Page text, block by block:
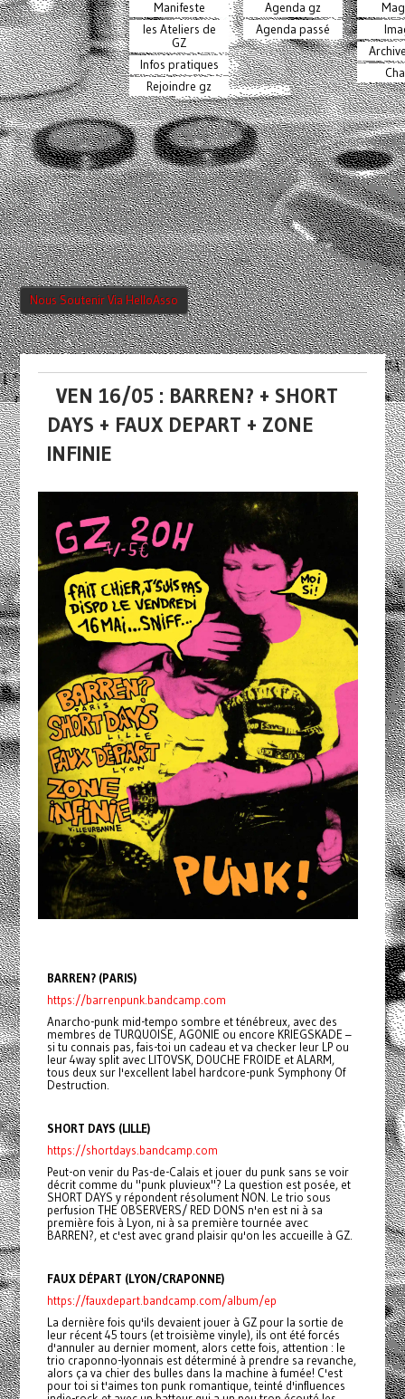
Manifeste
les Ateliers de
GZ
Infos pratiques
Rejoindre gz
Agenda gz
Agenda passé
Nous Soutenir Via HelloAsso
VEN 16/05 : BARREN? + SHORT
DAYS + FAUX DEPART + ZONE
INFINIE
BARREN? (PARIS)
https://barrenpunk.bandcamp.com
Anarcho-punk mid-tempo sombre et ténébreux, avec des
membres de TURQUOISE, AGONIE ou encore KRIEGSKADE –
si tu connais pas, fais-toi un cadeau et va checker leur LP ou
leur 4way split avec LITOVSK, DOUCHE FROIDE et ALARM,
tous deux sur l'excellent label hardcore-punk Symphony Of
Destruction.
SHORT DAYS (LILLE)
https://shortdays.bandcamp.com
Peut-on venir du Pas-de-Calais et jouer du punk sans se voir
décrit comme du "punk pluvieux"? La question est posée, et
SHORT DAYS y répondent résolument NON. Le trio sous
perfusion THE OBSERVERS/ RED DONS n'en est ni à sa
première fois à Lyon, ni à sa première tournée avec
BARREN?, et c'est avec grand plaisir qu'on les accueille à GZ.
FAUX DÉPART (LYON/CRAPONNE)
https://fauxdepart.bandcamp.com/album/ep
La dernière fois qu'ils devaient jouer à GZ pour la sortie de
leur récent 45 tours (et troisième vinyle), ils ont été forcés
d'annuler au dernier moment, alors cette fois, attention : le
trio craponno-lyonnais est déterminé à prendre sa revanche,
alors ça va chier des bulles dans la machine à fumée! C'est
pour toi si t'aimes ton punk romantique, teinté d'influences